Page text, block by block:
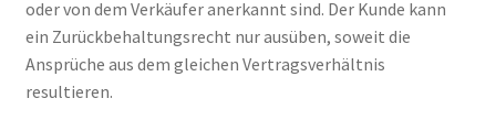
oder von dem Verkäufer anerkannt sind. Der Kunde kann
ein Zurückbehaltungsrecht nur ausüben, soweit die
Ansprüche aus dem gleichen Vertragsverhältnis
resultieren.